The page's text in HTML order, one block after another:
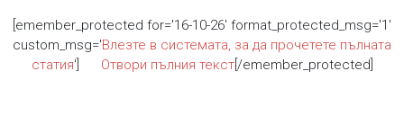
[emember_protected for='16-10-26' format_protected_msg='1'
custom_msg='Влезте в системата, за да прочетете пълната
статия'] Отвори пълния текст[/emember_protected]